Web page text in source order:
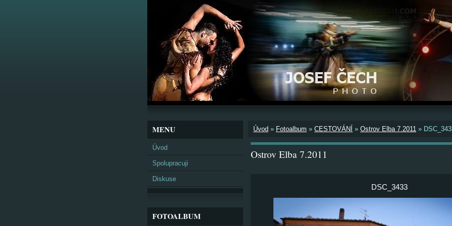
MENU
Úvod
Spolupracuji
Diskuse
FOTOALBUM
Úvod » Fotoalbum » CESTOVÁNÍ » Ostrov Elba 7.2011 »
Ostrov Elba 7.2011
DSC_3433